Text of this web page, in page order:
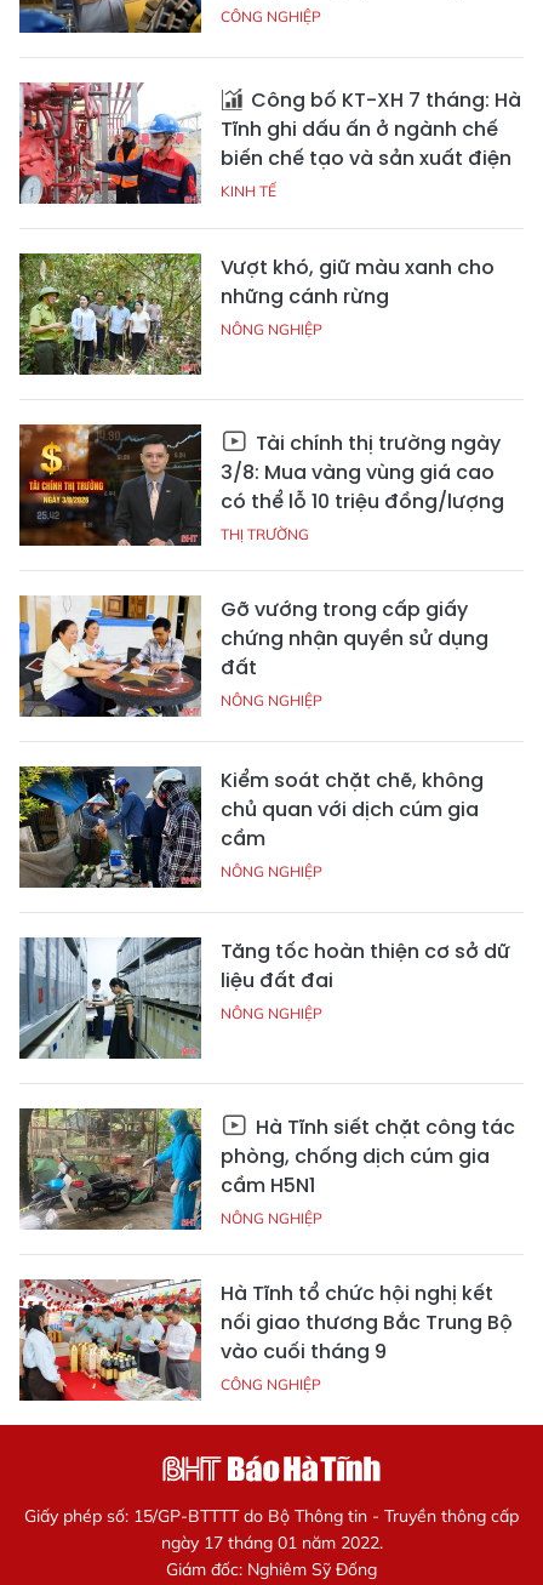
CÔNG NGHIỆP
Công bố KT-XH 7 tháng: Hà
Tĩnh ghi dấu ấn ở ngành chế
biến chế tạo và sản xuất điện
KINH TẾ
Vượt khó, giữ màu xanh cho
những cánh rừng
NÔNG NGHIỆP
Tài chính thị trường ngày
3/8: Mua vàng vùng giá cao
có thể lỗ 10 triệu đồng/lượng
THỊ TRƯỜNG
Gỡ vướng trong cấp giấy
chứng nhận quyền sử dụng
đất
NÔNG NGHIỆP
Kiểm soát chặt chẽ, không
chủ quan với dịch cúm gia
cầm
NÔNG NGHIỆP
Tăng tốc hoàn thiện cơ sở dữ
liệu đất đai
NÔNG NGHIỆP
Hà Tĩnh siết chặt công tác
phòng, chống dịch cúm gia
cầm H5N1
NÔNG NGHIỆP
Hà Tĩnh tổ chức hội nghị kết
nối giao thương Bắc Trung Bộ
vào cuối tháng 9
CÔNG NGHIỆP
Giấy phép số: 15/GP-BTTTT do Bộ Thông tin - Truyền thông cấp
ngày 17 tháng 01 năm 2022.
Giám đốc: Nghiêm Sỹ Đống